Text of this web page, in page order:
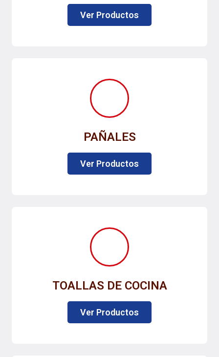
Ver Productos
PAÑALES
Ver Productos
TOALLAS DE COCINA
Ver Productos